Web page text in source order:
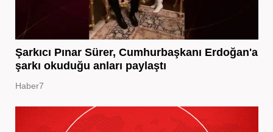
Şarkıcı Pınar Sürer, Cumhurbaşkanı Erdoğan'a
şarkı okuduğu anları paylaştı
Haber7